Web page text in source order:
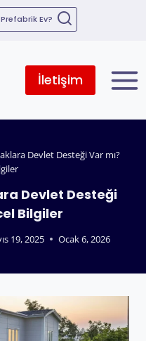
Prefabrik Ev?
İletişim
Devlet Desteği Var mı?
Devlet Desteği
Bilgiler
19, 2025 Ocak 6, 2026